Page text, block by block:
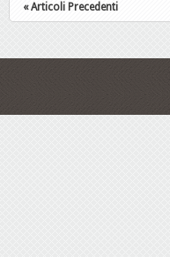
« Articoli Precedenti